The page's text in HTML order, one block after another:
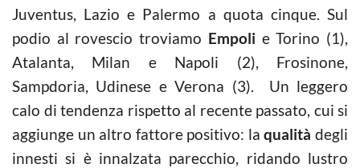
Juventus, Lazio e Palermo a quota cinque. Sul
podio al rovescio troviamo Empoli e Torino (1),
Atalanta, Milan e Napoli (2), Frosinone,
Sampdoria, Udinese e Verona (3). Un leggero
calo di tendenza rispetto al recente passato, cui si
aggiunge un altro fattore positivo: laqualità degli
innesti si è innalzata parecchio, ridando lustro